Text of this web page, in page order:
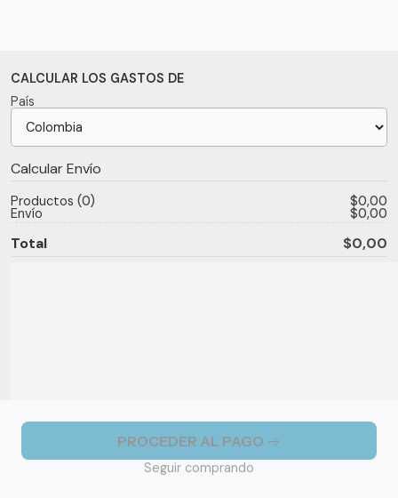
CALCULAR LOS GASTOS DE
País
Productos 0 $0,00
Envío $0,00
Total $0,00
PROCEDER AL PAGO
Seguir comprando